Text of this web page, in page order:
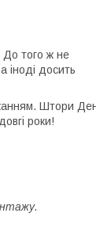
До того ж не
іноді досить
Штори
роки!